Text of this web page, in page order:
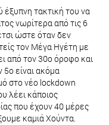
τακτική του να
νωρίτερα από τις 6
ώστε όταν δεν
τον Μέγα Ηγέτη με
από τον 30ο όροφο και
5ο είναι ακόμα
στο νέο lockdown
λέει κάποιος
που έχουν 40 μέρες
καμιά Χούντα.